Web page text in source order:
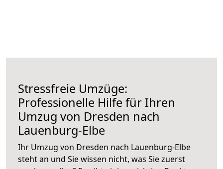
Stressfreie Umzüge:
Professionelle Hilfe für Ihren
Umzug von Dresden nach
Lauenburg-Elbe
Ihr Umzug von Dresden nach Lauenburg-Elbe
steht an und Sie wissen nicht, was Sie zuerst